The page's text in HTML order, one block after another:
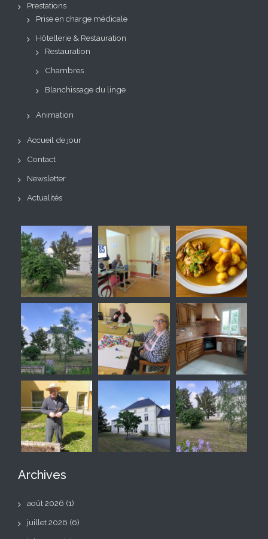
Prestations
Prise en charge médicale
Hôtellerie & Restauration
Restauration
Chambres
Blanchissage du linge
Animation
Accueil de jour
Contact
Newsletter
Actualités
Archives
août 2026 (1)
juillet 2026 (6)